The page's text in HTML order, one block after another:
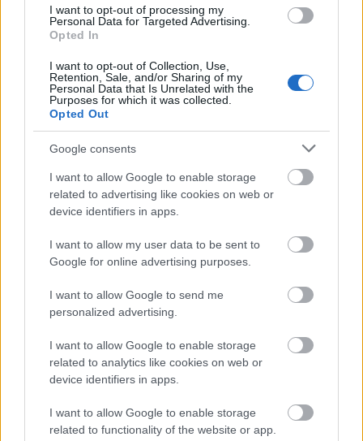
I want to opt-out of processing my
Personal Data for Targeted Advertising.
Opted In
I want to opt-out of Collection, Use,
Retention, Sale, and/or Sharing of my
Personal Data that Is Unrelated with the
Purposes for which it was collected.
Opted Out
Google consents
I want to allow Google to enable storage
related to advertising like cookies on web or
device identifiers in apps.
I want to allow my user data to be sent to
Google for online advertising purposes.
I want to allow Google to send me
personalized advertising.
I want to allow Google to enable storage
related to analytics like cookies on web or
device identifiers in apps.
I want to allow Google to enable storage
related to functionality of the website or app.
ultraibolya-sugárzással szemben, amely
bőrrákot okozhat és károsíthatja a
Az amerikai Nemzeti Oceanográfiai és
Légköri Hivatal (NOAA) és az amerikai
űrkutatási hivatal (NASA) műholdas mérései
szerint tavaly az Antarktisz feletti ózonlyuk a
elmúlt húsz évet tekintve. Szakemberek
szerint az ózonréteg-károsító vegyületek
gyártásának szabályozásáról szóló montreali
egyezmény ellenére még legalább 2060-ig
kell várni arra, hogy az Antarktisz feletti
állapotát.
Anglia Tudomány Gyász Lavór